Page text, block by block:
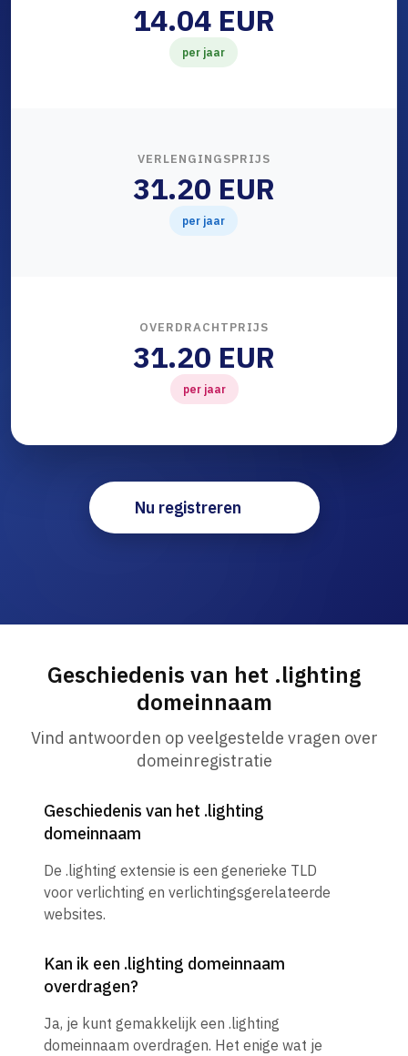
14.04 EUR
per jaar
VERLENGINGSPRIJS
31.20 EUR
per jaar
OVERDRACHTPRIJS
31.20 EUR
per jaar
Nu registreren
Geschiedenis van het .lighting
domeinnaam
Vind antwoorden op veelgestelde vragen over
domeinregistratie
Geschiedenis van het .lighting
domeinnaam
De .lighting extensie is een generieke TLD
voor verlichting en verlichtingsgerelateerde
websites.
Kan ik een .lighting domeinnaam
overdragen?
Ja, je kunt gemakkelijk een .lighting
domeinnaam overdragen. Het enige wat je